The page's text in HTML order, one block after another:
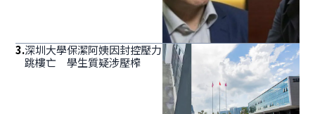
3.深圳大學保潔阿姨因封控壓力
跳樓亡 學生質疑涉壓榨